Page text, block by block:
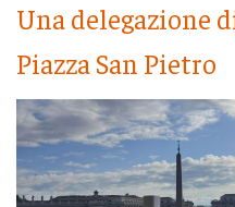
Una delegazione
Piazza San Pietro